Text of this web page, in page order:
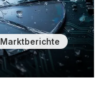
Marktberichte ,